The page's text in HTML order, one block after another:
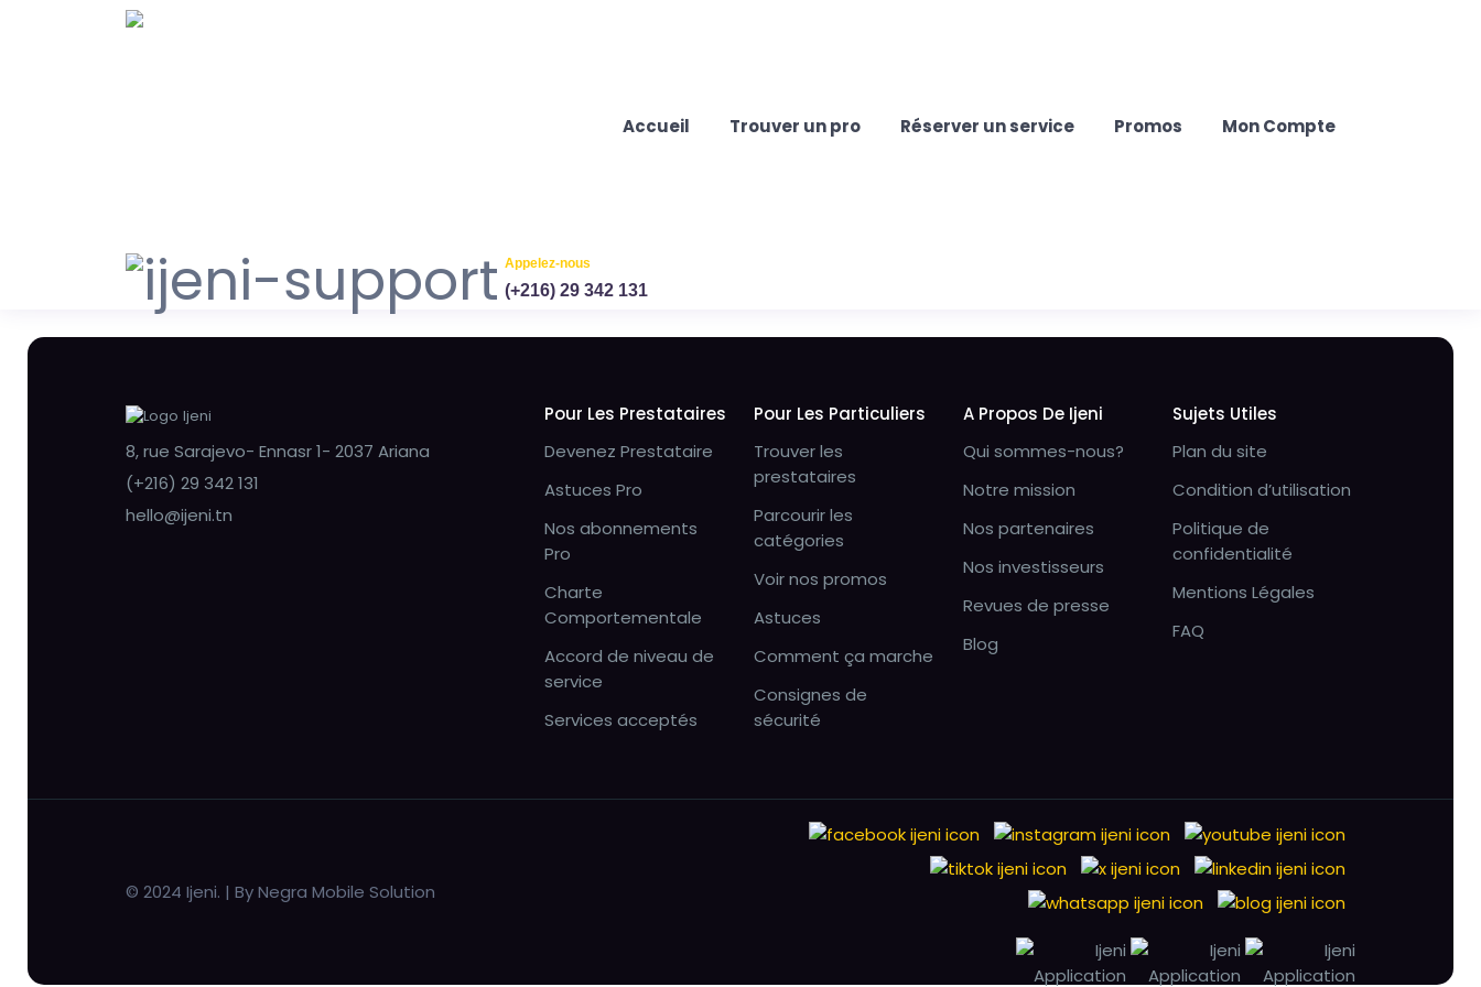
Accueil Trouver un pro Réserver un service Promos Mon Compte
Appelez-nous
(+216) 29 342 131
8, rue Sarajevo- Ennasr 1- 2037 Ariana
(+216) 29 342 131
hello@ijeni.tn
Pour Les Prestataires
Devenez Prestataire
Astuces Pro
Nos abonnements
Pro
Charte
Comportementale
Accord de niveau de
service
Services acceptés
Pour Les Particuliers
Trouver les
prestataires
Parcourir les
catégories
Voir nos promos
Astuces
Comment ça marche
Consignes de
sécurité
A Propos De Ijeni
Qui sommes-nous?
Notre mission
Nos partenaires
Nos investisseurs
Revues de presse
Blog
Sujets Utiles
Plan du site
Condition d’utilisation
Politique de
confidentialité
Mentions Légales
FAQ
© 2024 Ijeni. | By Negra Mobile Solution